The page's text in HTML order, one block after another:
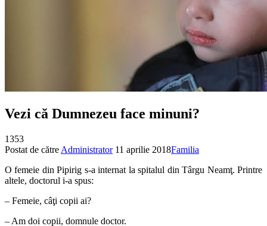
Vezi că Dumnezeu face minuni?
1353
Postat de către Administrator 11 aprilie 2018Familia
O femeie din Pipirig s-a internat la spitalul din Târgu Neamţ. Printre
altele, doctorul i-a spus:
– Femeie, câţi copii ai?
– Am doi copii, domnule doctor.